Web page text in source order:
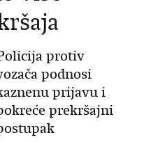
protiv
podnosi
prijavu i
prekršajni